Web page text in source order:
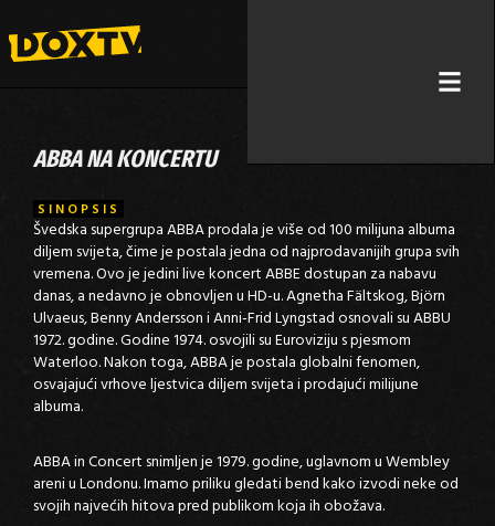
ABBA NA KONCERTU
SINOPSIS
Švedska supergrupa ABBA prodala je više od 100 milijuna albuma
diljem svijeta, čime je postala jedna od najprodavanijih grupa svih
vremena. Ovo je jedini live koncert ABBE dostupan za nabavu
danas, a nedavno je obnovljen u HD-u. Agnetha Fältskog, Björn
Ulvaeus, Benny Andersson i Anni-Frid Lyngstad osnovali su ABBU
1972. godine. Godine 1974. osvojili su Euroviziju s pjesmom
Waterloo. Nakon toga, ABBA je postala globalni fenomen,
osvajajući vrhove ljestvica diljem svijeta i prodajući milijune
albuma.
ABBA in Concert snimljen je 1979. godine, uglavnom u Wembley
areni u Londonu. Imamo priliku gledati bend kako izvodi neke od
svojih najvećih hitova pred publikom koja ih obožava.